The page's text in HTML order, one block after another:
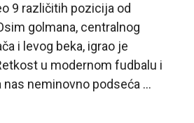
9 različitih pozicija od
golmana, centralnog
i levog beka, igrao je
u modernom fudbalu i
nas neminovno podseća …